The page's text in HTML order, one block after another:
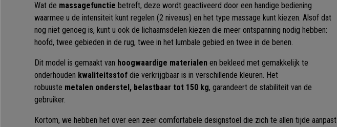
Wat de massagefunctie betreft, deze wordt geactiveerd door een handige bediening
waarmee u de intensiteit kunt regelen (2 niveaus) en het type massage kunt kiezen. Alsof dat
nog niet genoeg is, kunt u ook de lichaamsdelen kiezen die meer ontspanning nodig hebben:
hoofd, twee gebieden in de rug, twee in het lumbale gebied en twee in de benen.
Dit model is gemaakt van hoogwaardige materialen en bekleed met gemakkelijk te
onderhouden kwaliteitsstof die verkrijgbaar is in verschillende kleuren. Het
robuuste metalen onderstel, belastbaar tot 150 kg, garandeert de stabiliteit van de
gebruiker.
Kortom, we hebben het over een zeer comfortabele designstoel die zich te allen tijde aanpast